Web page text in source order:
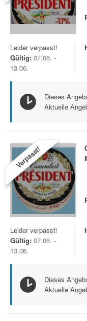
Leider verpasst!
Gültig: 07.06. -
13.06.
Dieses
Aktuelle
Verpasst!
Leider verpasst!
Gültig: 07.06. -
13.06.
Dieses
Aktuelle